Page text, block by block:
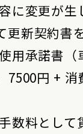
変更が生
新契約書
用承諾書（
円 + 消
数料として